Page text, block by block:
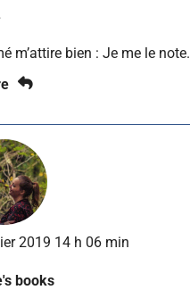
m’attire bien : Je me le note.
2019 14 h 06 min
books